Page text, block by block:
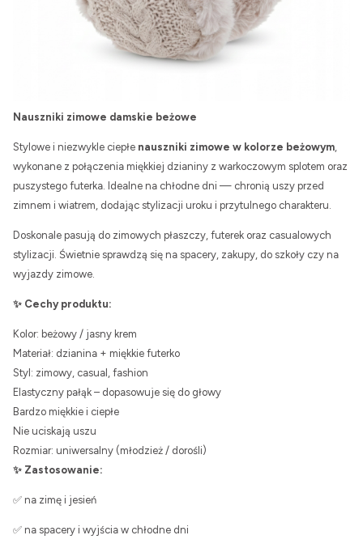
Nauszniki zimowe damskie beżowe
Stylowe i niezwykle ciepłe nauszniki zimowe w kolorze beżowym,
wykonane z połączenia miękkiej dzianiny z warkoczowym splotem oraz
puszystego futerka. Idealne na chłodne dni — chronią uszy przed
zimnem i wiatrem, dodając stylizacji uroku i przytulnego charakteru.
Doskonale pasują do zimowych płaszczy, futerek oraz casualowych
stylizacji. Świetnie sprawdzą się na spacery, zakupy, do szkoły czy na
wyjazdy zimowe.
✨ Cechy produktu:
Kolor: beżowy / jasny krem
Materiał: dzianina + miękkie futerko
Styl: zimowy, casual, fashion
Elastyczny pałąk – dopasowuje się do głowy
Bardzo miękkie i ciepłe
Nie uciskają uszu
Rozmiar: uniwersalny (młodzież / dorośli)
✨ Zastosowanie:
✅ na zimę i jesień
✅ na spacery i wyjścia w chłodne dni